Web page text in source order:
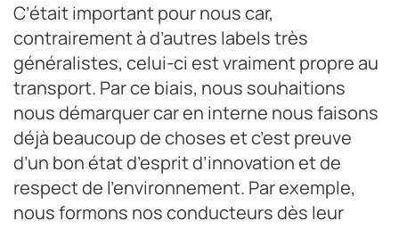
C’était important pour nous car,
contrairement à d’autres labels très
généralistes, celui-ci est vraiment propre au
transport. Par ce biais, nous souhaitions
nous démarquer car en interne nous faisons
déjà beaucoup de choses et c’est preuve
d’un bon état d’esprit d’innovation et de
respect de l’environnement. Par exemple,
nous formons nos conducteurs dès leur